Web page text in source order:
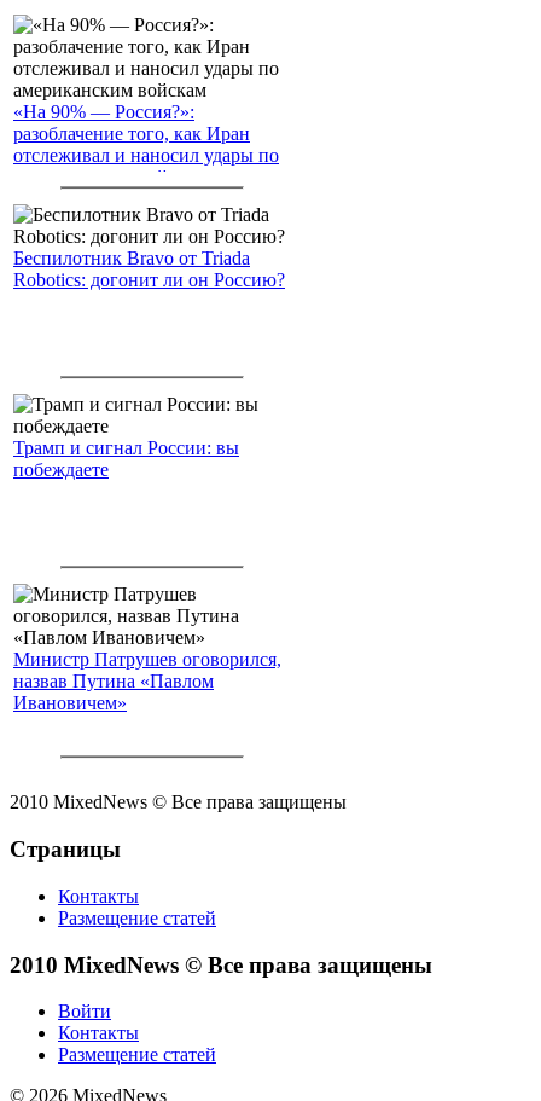
«На 90% — Россия?»:
разоблачение того, как Иран
отслеживал и наносил удары по
американским войскам
Беспилотник Bravo от Triada
Robotics: догонит ли он Россию?
Трамп и сигнал России: вы
побеждаете
Министр Патрушев оговорился,
назвав Путина «Павлом
Ивановичем»
2010 MixedNews © Все права защищены
Страницы
Контакты
Размещение статей
2010 MixedNews © Все права защищены
Войти
Контакты
Размещение статей
© 2026 MixedNews